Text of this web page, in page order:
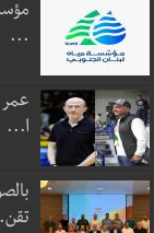
...
عمر
ا...